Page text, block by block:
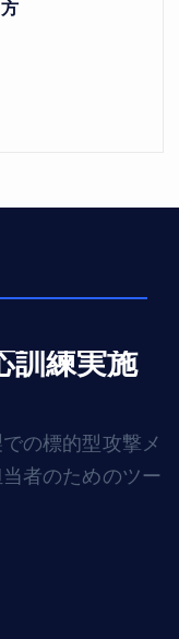
の標的型攻撃メ
者のためのツー